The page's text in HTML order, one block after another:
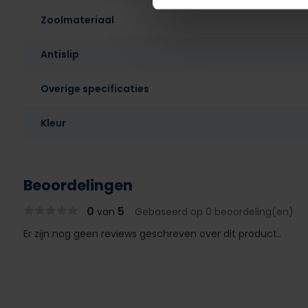
Zoolmateriaal
Antislip
Overige specificaties
Kleur
Beoordelingen
0 van 5 Gebaseerd op 0 beoordeling(en)
Er zijn nog geen reviews geschreven over dit product..